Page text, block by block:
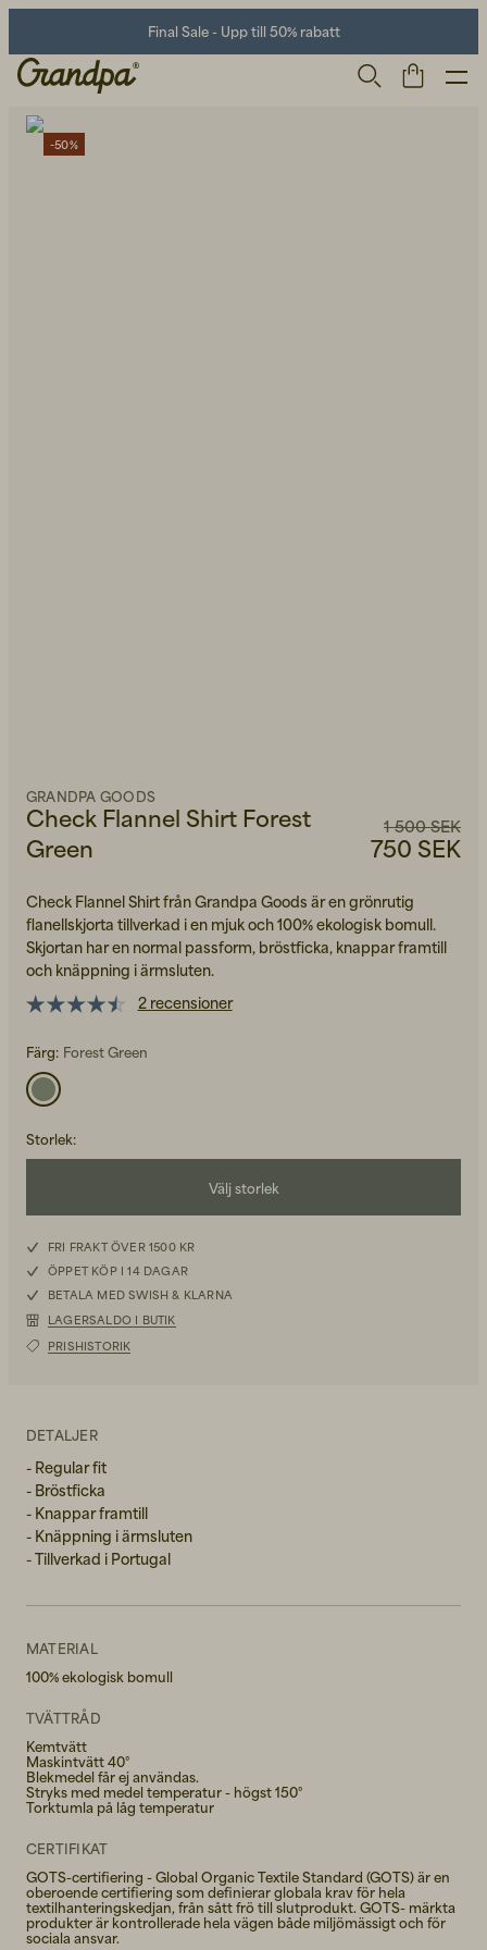
Final Sale - Upp till 50% rabatt
Back to Work för henne
Kepsar & Mössor
Check Flannel Shirt Forest
Green
GRANDPA GOODS
1 500 SEK
750 SEK
Check Flannel Shirt från Grandpa Goods är en grönrutig
flanellskjorta tillverkad i en mjuk och 100% ekologisk bomull.
Skjortan har en normal passform, bröstficka, knappar framtill
och knäppning i ärmsluten.
2 recensioner
Färg: Forest Green
Storlek:
Välj storlek
L
FRI FRAKT ÖVER 1500 KR
ÖPPET KÖP I 14 DAGAR
BETALA MED SWISH & KLARNA
LAGERSALDO I BUTIK
PRISHISTORIK
-50%
DETALJER
- Regular fit
- Bröstficka
- Knappar framtill
- Knäppning i ärmsluten
- Tillverkad i Portugal
MATERIAL
100% ekologisk bomull
TVÄTTRÅD
Kemtvätt
Maskintvätt 40°
Blekmedel får ej användas.
Stryks med medel temperatur - högst 150°
Torktumla på låg temperatur
CERTIFIKAT
GOTS-certifiering - Global Organic Textile Standard (GOTS) är en
oberoende certifiering som definierar globala krav för hela
textilhanteringskedjan, från sått frö till slutprodukt. GOTS- märkta
produkter är kontrollerade hela vägen både miljömässigt och för
sociala ansvar.